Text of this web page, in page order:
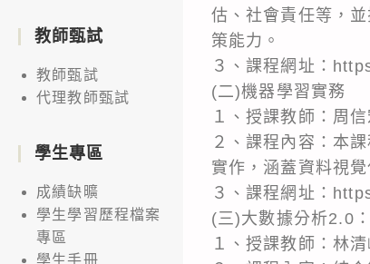
估、社會責任等，
策能力。
３、課程網址：
(二)機器學習實務
１、授課教師：周信
２、課程內容：本
實作，涵蓋資料視
３、課程網址：
(三)大數據分析2.0
１、授課教師：林
教師甄試
教師甄試
代理教師甄試
學生專區
成績缺曠
學生學習歷程檔案
專區
學生手冊